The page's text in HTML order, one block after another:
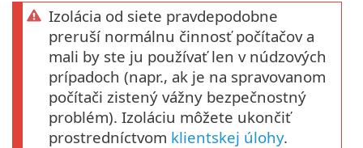
Izolácia od siete pravdepodobne
preruší normálnu činnosť počítačov a
mali by ste ju používať len v núdzových
prípadoch (napr., ak je na spravovanom
počítači zistený vážny bezpečnostný
problém). Izoláciu môžete ukončiť
prostredníctvom klientskej úlohy.